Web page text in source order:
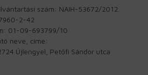
szám: NAIH-53672/2012.
2-42
01-09-693799/10
neve, címe:
Újlengyel, Petőfi Sándor utca